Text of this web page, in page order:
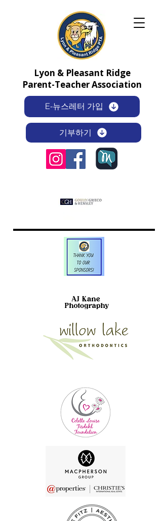
E-뉴스레터 가입
기부하기
Lyon & Pleasant Ridge
Parent-Teacher Association